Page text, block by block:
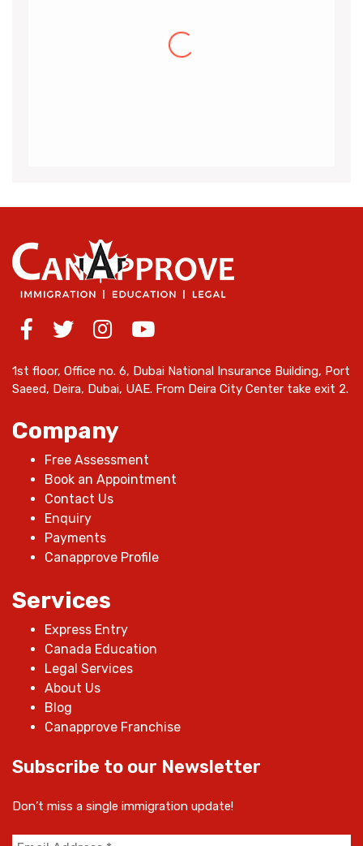
I would like to thank the CanApprove
1st floor, Office no. 6, Dubai National Insurance Building, Port
Saeed, Deira, Dubai, UAE. From Deira City Center take exit 2.
Company
Free Assessment
Book an Appointment
Contact Us
Enquiry
Payments
Canapprove Profile
Services
Express Entry
Canada Education
Legal Services
About Us
Blog
Canapprove Franchise
Subscribe to our Newsletter
Don’t miss a single immigration update!